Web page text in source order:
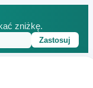
zniżkę.
Zastosuj